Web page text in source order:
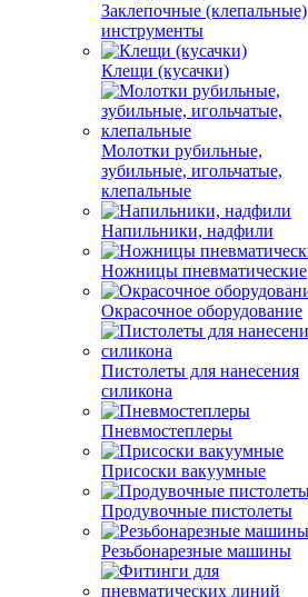
Заклепочные (клепальные)
инструменты
Клещи (кусачки)
Молотки рубильные,
зубильные, игольчатые,
клепальные
Напильники, надфили
Ножницы пневматические
Окрасочное оборудование
Пистолеты для нанесения
силикона
Пневмостеплеры
Присоски вакуумные
Продувочные пистолеты
Резьбонарезные машины